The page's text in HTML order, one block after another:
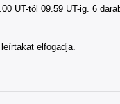
UT-tól 09.59 UT-ig. 6
elfogadja.